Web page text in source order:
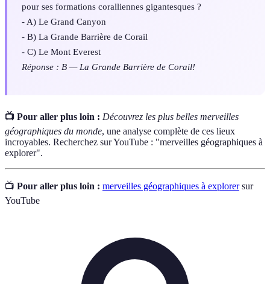
pour ses formations coralliennes gigantesques ?
- A) Le Grand Canyon
- B) La Grande Barrière de Corail
- C) Le Mont Everest
Réponse : B — La Grande Barrière de Corail!
📺 Pour aller plus loin : Découvrez les plus belles merveilles
géographiques du monde, une analyse complète de ces lieux
incroyables. Recherchez sur YouTube : "merveilles géographiques à
explorer".
📺 Pour aller plus loin : merveilles géographiques à explorersur
YouTube